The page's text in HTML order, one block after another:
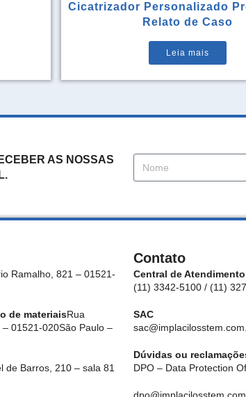
Cicatrizador Personalizado
Relato de Caso
Leia mais
AS NOSSAS
Ramalho, 821 – 01521-
de materiaisRua
– 01521-020São Paulo –
de Barros, 210 – sala 81
Contato
Central de Atendimento
(11) 3342-5100 / (11)
SAC
Dúvidas ou
DPO – Data Protection